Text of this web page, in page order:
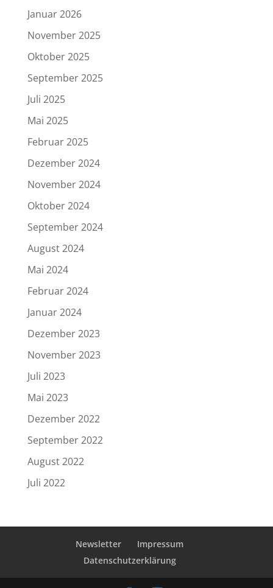
Januar 2026
November 2025
Oktober 2025
September 2025
Juli 2025
Mai 2025
Februar 2025
Dezember 2024
November 2024
Oktober 2024
September 2024
August 2024
Mai 2024
Februar 2024
Januar 2024
Dezember 2023
November 2023
Juli 2023
Mai 2023
Dezember 2022
September 2022
August 2022
Juli 2022
Newsletter
Impressum
Datenschutzerklärung